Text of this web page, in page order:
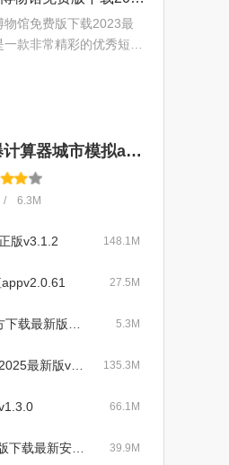
音乐歌曲都应有
物馆免费版下载2023最
款非常精彩的优秀短剧
种热门经典短
核爆计算器城市模拟app官方下载安卓版(NukeBlast)v1.6.1手机版
6.3M
版v3.1.2 148.1M
27.5M
5.3M
135.3M
66.1M
39.9M